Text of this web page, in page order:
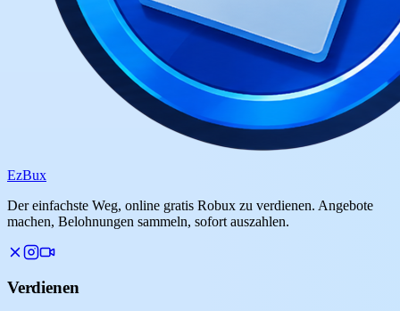
EzBux
Der einfachste Weg, online gratis Robux zu verdienen. Angebote
machen, Belohnungen sammeln, sofort auszahlen.
Verdienen